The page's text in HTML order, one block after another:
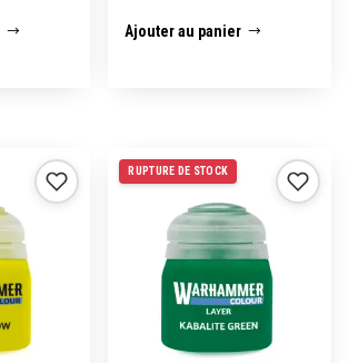
Ajouter au panier
RUPTURE DE STOCK